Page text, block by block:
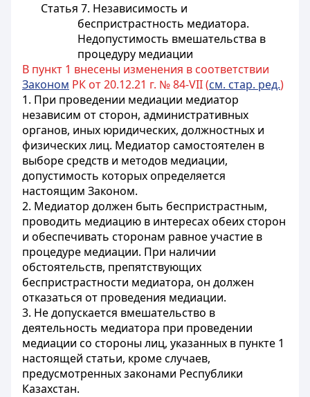
Статья 7. Независимость и
беспристрастность медиатора.
Недопустимость вмешательства в
процедуру медиации
В пункт 1 внесены изменения в соответствии
Законом РК от 20.12.21 г. № 84-VII (см. стар. ред.)
1. При проведении медиации медиатор
независим от сторон, административных
органов, иных юридических, должностных и
физических лиц. Медиатор самостоятелен в
выборе средств и методов медиации,
допустимость которых определяется
настоящим Законом.
2. Медиатор должен быть беспристрастным,
проводить медиацию в интересах обеих сторон
и обеспечивать сторонам равное участие в
процедуре медиации. При наличии
обстоятельств, препятствующих
беспристрастности медиатора, он должен
отказаться от проведения медиации.
3. Не допускается вмешательство в
деятельность медиатора при проведении
медиации со стороны лиц, указанных в пункте 1
настоящей статьи, кроме случаев,
предусмотренных законами Республики
Казахстан.